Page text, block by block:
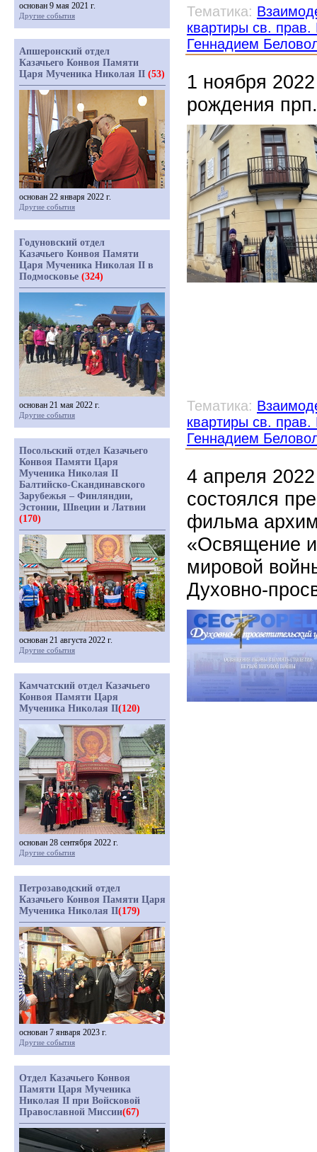
Тематика:
квартиры св.
Геннадием
1 ноября
рождения
Тематика:
квартиры св.
Геннадием
4 апреля
состоялся
фильма
«Освящение
мировой
Духовно-
основан 9 мая 2021 г.
Другие события
Апшеронский отдел
Казачьего Конвоя Памяти
Царя Мученика Николая II (53)
основан 22 января 2022 г.
Другие события
Годуновский отдел
Казачьего Конвоя Памяти
Царя Мученика Николая II в
Подмосковье (324)
основан 21 мая 2022 г.
Другие события
Посольский отдел Казачьего
Конвоя Памяти Царя
Мученика Николая II
Балтийско-Скандинавского
Зарубежья – Финляндии,
Эстонии, Швеции и Латвии
(170)
основан 21 августа 2022 г.
Другие события
Камчатский отдел Казачьего
Конвоя Памяти Царя
Мученика Николая II(120)
основан 28 сентября 2022 г.
Другие события
Петрозаводский отдел
Казачьего Конвоя Памяти Царя
Мученика Николая II(179)
основан 7 января 2023 г.
Другие события
Отдел Казачьего Конвоя
Памяти Царя Мученика
Николая II при Войсковой
Православной Миссии(67)